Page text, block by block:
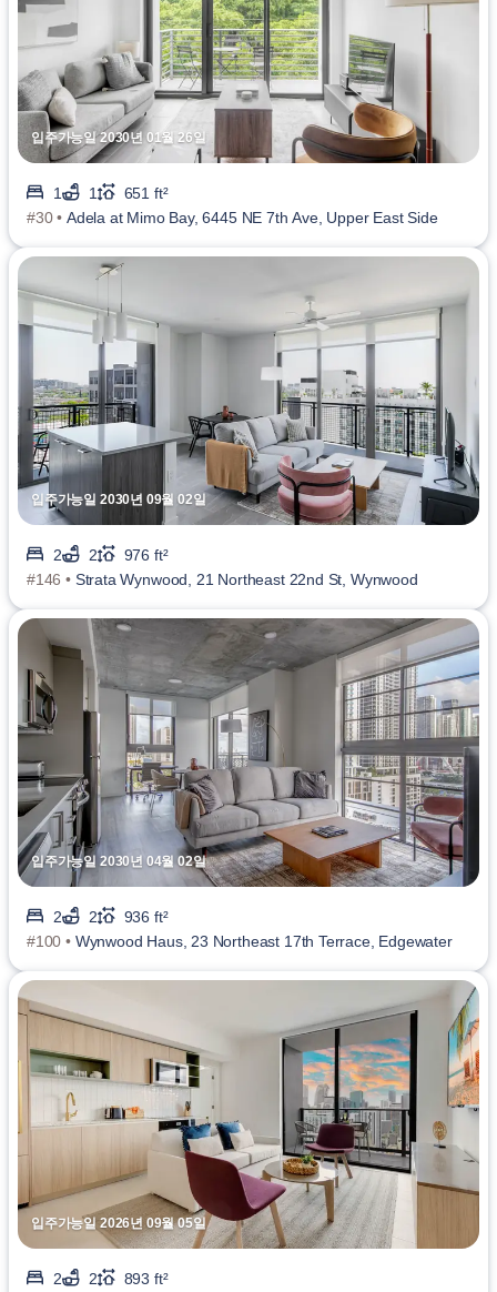
입주가능일 2030년 01월 26일
1 1
651 ft²
#30 • Adela at Mimo Bay, 6445 NE 7th Ave, Upper East Side
입주가능일 2030년 09월 02일
2 2
976 ft²
#146 • Strata Wynwood, 21 Northeast 22nd St, Wynwood
입주가능일 2030년 04월 02일
2 2
936 ft²
#100 • Wynwood Haus, 23 Northeast 17th Terrace, Edgewater
입주가능일 2026년 09월 05일
2 2
893 ft²